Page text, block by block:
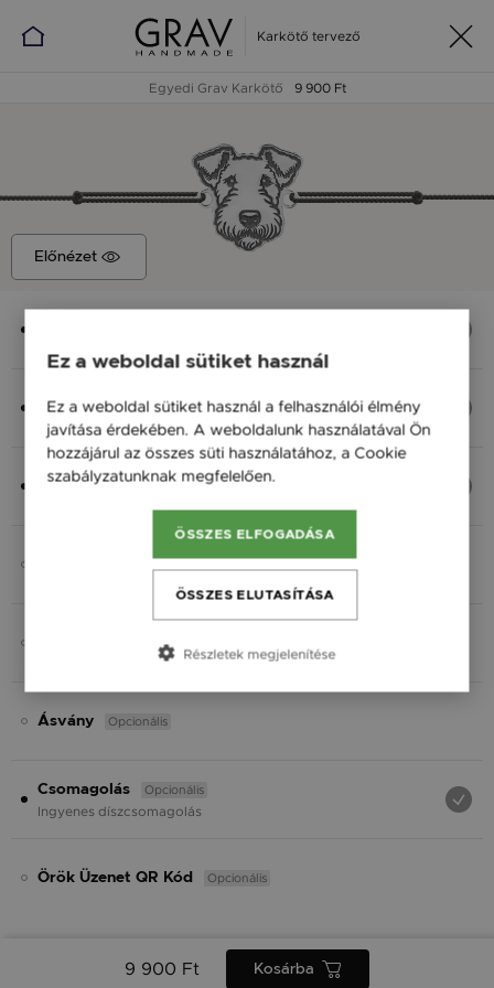
Karkötő tervező
Egyedi Grav Karkötő 9 900 Ft
Előnézet
Ezüst 925, M - kb 18 cm
9 900 Ft
Fonal
Opcionális
Opcionális
Ásvány Opcionális
Csomagolás Opcionális
Ingyenes díszcsomagolás
Örök Üzenet QR Kód Opcionális
9 900 Ft Kosárba
Ez a weboldal sütiket használ
Ez a weboldal sütiket használ a felhasználói élmény
javítása érdekében. A weboldalunk használatával Ön
hozzájárul az összes süti használatához, a Cookie
szabályzatunknak megfelelően.
ÖSSZES ELFOGADÁSA
ÖSSZES ELUTASÍTÁSA
Részletek megjelenítése